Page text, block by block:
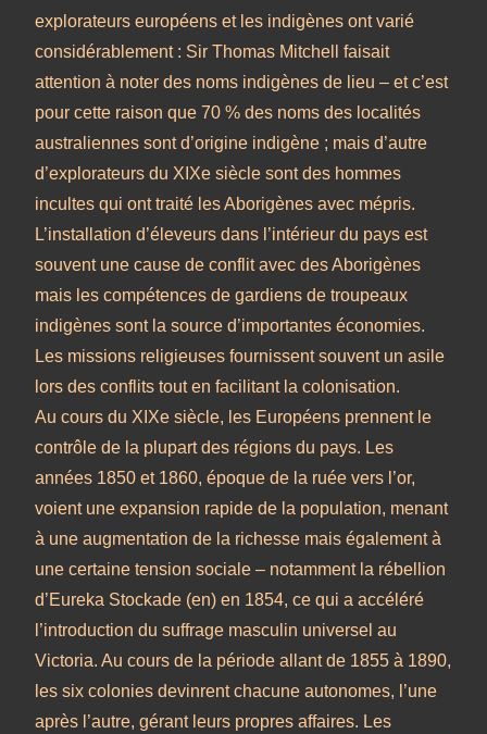
explorateurs européens et les indigènes ont varié
considérablement : Sir Thomas Mitchell faisait
attention à noter des noms indigènes de lieu – et c’est
pour cette raison que 70 % des noms des localités
australiennes sont d’origine indigène ; mais d’autre
d’explorateurs du XIXe siècle sont des hommes
incultes qui ont traité les Aborigènes avec mépris.
L’installation d’éleveurs dans l’intérieur du pays est
souvent une cause de conflit avec des Aborigènes
mais les compétences de gardiens de troupeaux
indigènes sont la source d’importantes économies.
Les missions religieuses fournissent souvent un asile
lors des conflits tout en facilitant la colonisation.
Au cours du XIXe siècle, les Européens prennent le
contrôle de la plupart des régions du pays. Les
années 1850 et 1860, époque de la ruée vers l’or,
voient une expansion rapide de la population, menant
à une augmentation de la richesse mais également à
une certaine tension sociale – notamment la rébellion
d’Eureka Stockade (en) en 1854, ce qui a accéléré
l’introduction du suffrage masculin universel au
Victoria. Au cours de la période allant de 1855 à 1890,
les six colonies devinrent chacune autonomes, l’une
après l’autre, gérant leurs propres affaires. Les